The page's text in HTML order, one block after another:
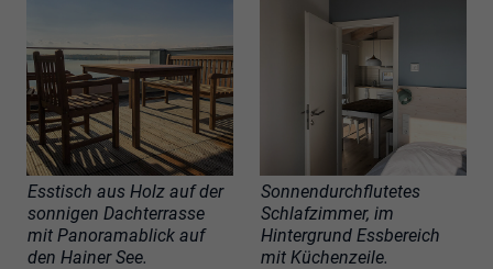
Esstisch aus Holz auf der
sonnigen Dachterrasse
mit Panoramablick auf
den Hainer See.
Sonnendurchflutetes
Schlafzimmer, im
Hintergrund Essbereich
mit Küchenzeile.